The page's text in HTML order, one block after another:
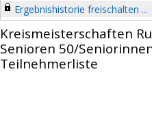
Ergebnishistorie freischalten ...
Kreismeisterschaften
Senioren 50/
Teilnehmerliste